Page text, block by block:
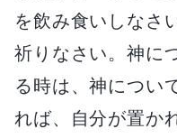
を飲み食いしなさ
祈りなさい。神に
る時は、神につい
れば、自分が置か